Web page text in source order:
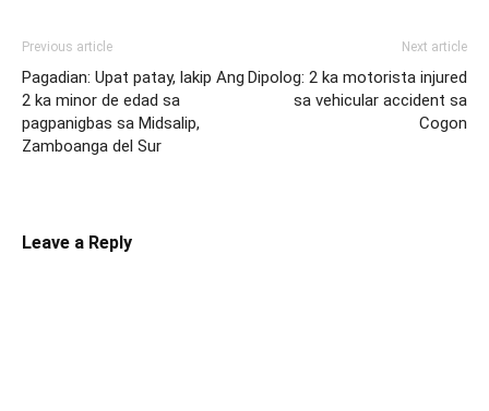
Previous article
Pagadian: Upat patay, lakip Ang
2 ka minor de edad sa
pagpanigbas sa Midsalip,
Zamboanga del Sur
Next article
Dipolog: 2 ka motorista injured
sa vehicular accident sa
Cogon
Leave a Reply